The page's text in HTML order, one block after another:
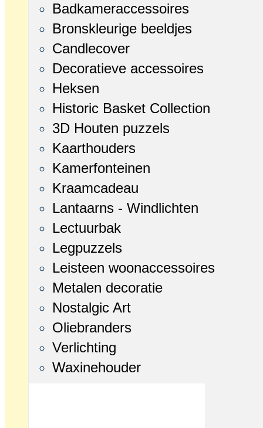
Badkameraccessoires
Bronskleurige beeldjes
Candlecover
Decoratieve accessoires
Heksen
Historic Basket Collection
3D Houten puzzels
Kaarthouders
Kamerfonteinen
Kraamcadeau
Lantaarns - Windlichten
Lectuurbak
Legpuzzels
Leisteen woonaccessoires
Metalen decoratie
Nostalgic Art
Oliebranders
Verlichting
Waxinehouder